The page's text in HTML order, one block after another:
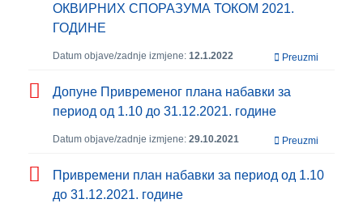
ОКВИРНИХ СПОРАЗУМА ТОКОМ 2021.
ГОДИНЕ
Datum objave/zadnje izmjene: 12.1.2022 Preuzmi
Допуне Привременог плана набавки за
период од 1.10 до 31.12.2021. године
Datum objave/zadnje izmjene: 29.10.2021 Preuzmi
Привремени план набавки за период од 1.10
до 31.12.2021. године